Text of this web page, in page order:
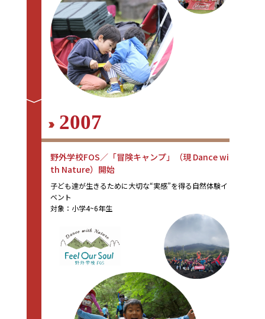
2007
野外学校FOS／「冒険キャンプ」
（現 Dance wi
th Nature） 開始
子ども達が生きるために大切な“実感”を得る自然体験イ
ベント
対象：小学4~6年生